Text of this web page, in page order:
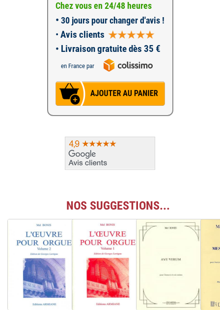
Chez vous en 24/48 heures
• 30 jours pour changer d'avis !
• Avis clients
• Livraison gratuite dès 35 €
en France par
NOS SUGGESTIONS...